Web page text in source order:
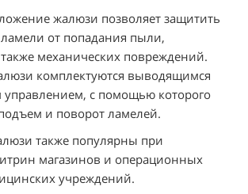
жалюзи позволяет защитить
от попадания пыли,
также механических повреждений.
комплектуются выводящимся
управлением, с помощью которого
и поворот ламелей.
также популярны при
магазинов и операционных
учреждений.